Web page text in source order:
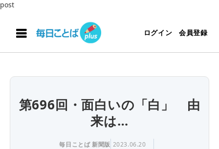
post
ログイン 会員登録
第696回・面白いの「白」 由
来は…
毎日ことば 新聞版 2023.06.20